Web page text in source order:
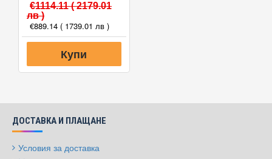
€1114.11( 2179.01
лв )
€889.14 ( 1739.01 лв )
Купи
ДОСТАВКА И ПЛАЩАНЕ
Условия за доставка